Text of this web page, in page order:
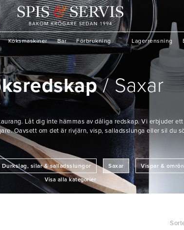
Köksmaskiner Bar Förbrukning Lagerrensning
Saxar
Låt dig inte hämmas av dåliga redskap. Vi erbjuder
Oavsett om det är rivjärn, visp, salladsslunga eller sil du
Durkslag, silar & salladsslungor Saxar Vispar &
Legymverktyg Köksmått
Visa alla kategorier